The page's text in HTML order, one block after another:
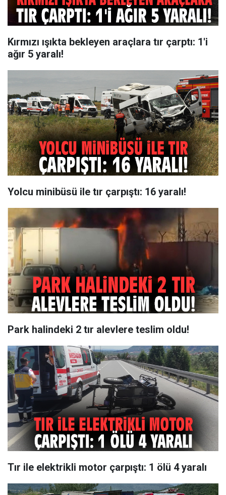
Kırmızı ışıkta bekleyen araçlara tır çarptı: 1'i
ağır 5 yaralı!
Yolcu minibüsü ile tır çarpıştı: 16 yaralı!
Park halindeki 2 tır alevlere teslim oldu!
Tır ile elektrikli motor çarpıştı: 1 ölü 4 yaralı